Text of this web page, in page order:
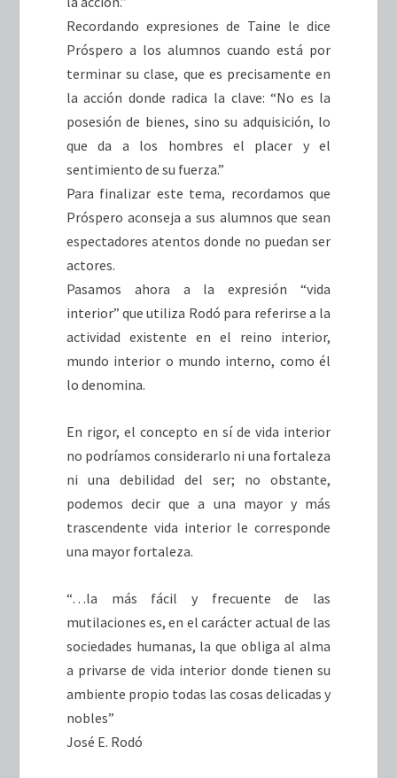
Recordando expresiones de Taine le dice
Próspero a los alumnos cuando está por
terminar su clase, que es precisamente en
la acción donde radica la clave: “No es la
posesión de bienes, sino su adquisición, lo
que da a los hombres el placer y el
sentimiento de su fuerza.”
Para finalizar este tema, recordamos que
Próspero aconseja a sus alumnos que sean
espectadores atentos donde no puedan ser
actores.
Pasamos ahora a la expresión “vida
interior” que utiliza Rodó para referirse a la
actividad existente en el reino interior,
mundo interior o mundo interno, como él
lo denomina.
En rigor, el concepto en sí de vida interior
no podríamos considerarlo ni una fortaleza
ni una debilidad del ser; no obstante,
podemos decir que a una mayor y más
trascendente vida interior le corresponde
una mayor fortaleza.
“…la más fácil y frecuente de las
mutilaciones es, en el carácter actual de las
sociedades humanas, la que obliga al alma
a privarse de vida interior donde tienen su
ambiente propio todas las cosas delicadas y
nobles”
José E. Rodó